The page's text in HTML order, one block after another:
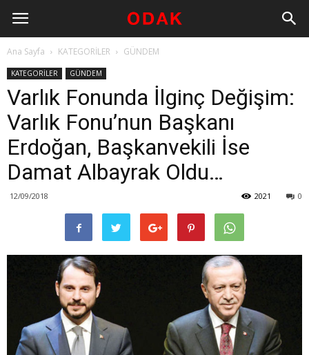
Ana Sayfa KATEGORİLER GÜNDEM
KATEGORİLER GÜNDEM
Varlık Fonunda İlginç Değişim:
Varlık Fonu’nun Başkanı
Erdoğan, Başkanvekili İse
Damat Albayrak Oldu…
12/09/2018 0
2021